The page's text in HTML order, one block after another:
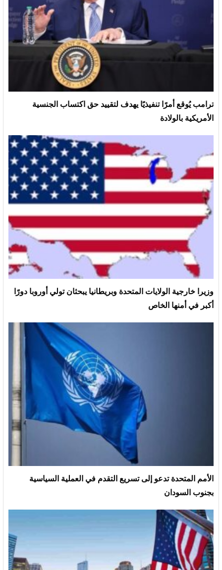
ترامب يُوقع أمرًا تنفيذيًا يهدف لتقييد حق اكتساب الجنسية
الأمريكية بالولادة
وزيرا خارجية الولايات المتحدة وبريطانيا يبحثان تولي أوروبا دورًا
أكبر في أمنها الخاص
الأمم المتحدة تدعو إلى تسريع التقدم في العملية السياسية
بجنوب السودان